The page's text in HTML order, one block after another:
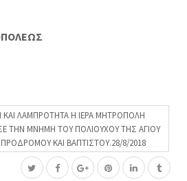
ΚΑΙ ΛΑΜΠΡΟΤΗΤΑ Η ΙΕΡΑ ΜΗΤΡΟΠΟΛΗ
ΤΗΝ ΜΝΗΜΗ ΤΟΥ ΠΟΛΙΟΥΧΟΥ ΤΗΣ ΑΓΙΟΥ
ΚΑΙ ΒΑΠΤΙΣΤΟΥ.28/8/2018